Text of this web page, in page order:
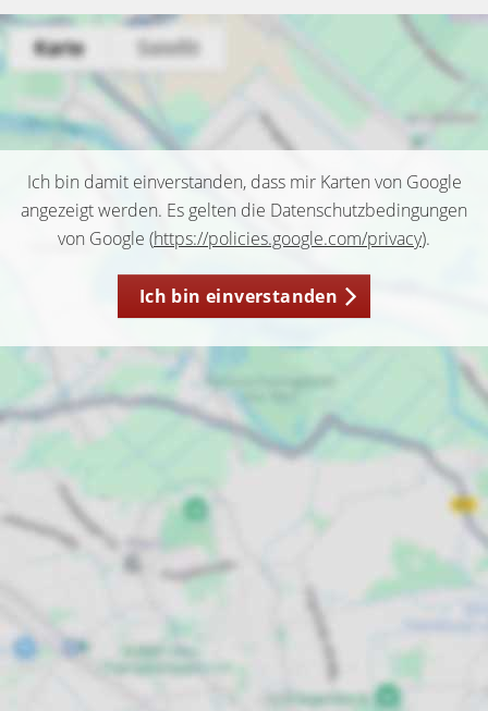
Ich bin damit einverstanden, dass mir Karten von Google
angezeigt werden. Es gelten die Datenschutzbedingungen
von Google (https://policies.google.com/privacy).
Ich bin einverstanden